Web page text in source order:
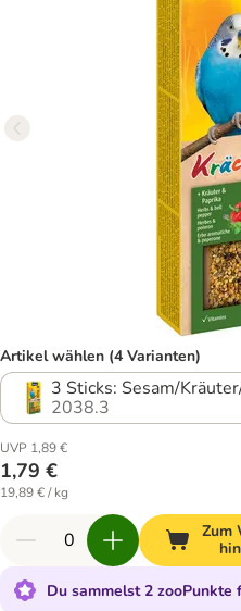
Artikel wählen (4 Varianten)
3 Sticks: Sesam/
2038.3
UVP 1,89 €
1,79 €
19,89 € / kg
Zum
Du sammelst 2 zooPunkte